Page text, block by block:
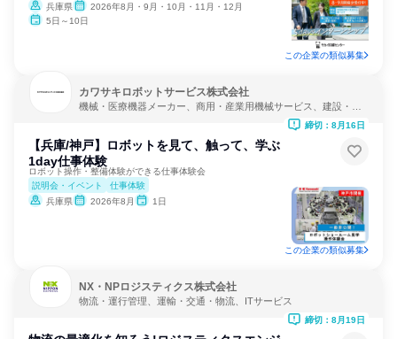
兵庫県
2026年8月・9月・10月・11月・12月
5日～10日
この企業の類似募集
カワサキロボットサービス株式会社
機械・医療機器メーカー、商用・産業用機械サービス、建設・修
【兵庫/神戸】ロボットを見て、触って、学ぶ
1day仕事体験
ロボット操作・整備体験ができる仕事体験会
説明会・イベント
仕事体験
兵庫県
2026年8月 1日
締切：8月16日
この企業の類似募集
NX・NPロジスティクス株式会社
物流・運行管理、運輸・交通・物流、ITサービス
締切：8月19日